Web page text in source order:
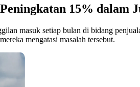
15% dalam
masuk setiap bulan di bidang
mengatasi masalah tersebut.